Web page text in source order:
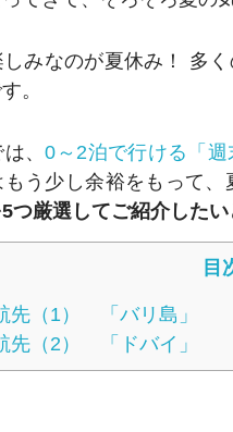
みなのが夏休み！ 多
。
、0～2泊で行ける「
もう少し余裕をもって
つ厳選してご紹介した
目
先（1） 「バリ島」
先（2） 「ドバイ」